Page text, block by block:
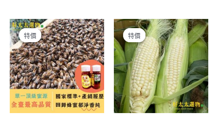
NT$4,950
款
式。
可
在
產
品
頁
面
選
擇
選
項
NT$4,028
款
式。
可
在
產
品
頁
面
選
擇
選
項
特價
特價 特價
特價